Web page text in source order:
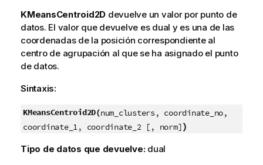
KMeansCentroid2D devuelve un valor por punto de
datos. El valor que devuelve es dual y es una de las
coordenadas de la posición correspondiente al
centro de agrupación al que se ha asignado el punto
de datos.
Sintaxis:
KMeansCentroid2D(num_clusters, coordinate_no,
coordinate_1, coordinate_2 [, norm])
Tipo de datos que devuelve: dual